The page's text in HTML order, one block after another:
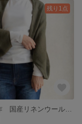
残り1点